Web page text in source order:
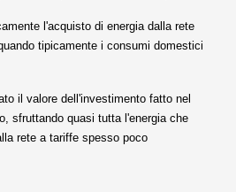
l'acquisto di energia dalla rete
tipicamente i consumi domestici
il valore dell'investimento fatto nel
sfruttando quasi tutta l'energia che
rete a tariffe spesso poco